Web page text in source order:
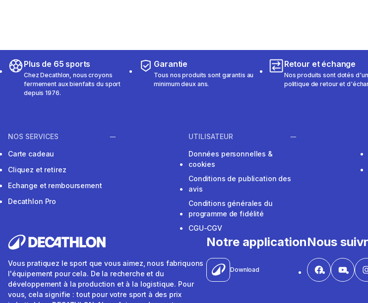
Plus de 65 sports
Chez Decathlon, nous croyons
fermement aux bienfaits du sport
depuis 1976.
Garantie
Tous nos produits sont garantis au
minimum deux ans.
Retour et échange
Nos produits sont dotés
politique de retour et
NOS SERVICES
Carte cadeau
Cliquez et retirez
Echange et remboursement
Decathlon Pro
UTILISATEUR
Données personnelles &
cookies
Conditions de publication des
avis
Conditions générales du
programme de fidélité
CGU-CGV
Vous pratiquez le sport que vous aimez, nous fabriquons
l'équipement pour cela. De la recherche et du
développement à la production et à la logistique. Pour
vous, cela signifie : tout pour votre sport à des prix
Notre application
Download
Nous